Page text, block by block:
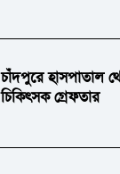
চাঁদপুরে হাসপাতাল
চিকিৎসক গ্রেফতার